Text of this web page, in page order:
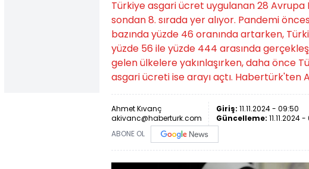
Türkiye asgari ücret uygulanan 28 Avrupa
sondan 8. sırada yer alıyor. Pandemi
bazında yüzde 46 oranında artarken,
yüzde 56 ile yüzde 444 arasında
gelen ülkelere yakınlaşırken, daha önce
asgari ücreti ise arayı açtı. Habertürk'ten
Ahmet Kıvanç
akivanc@haberturk.com
Giriş: 11.11.2024 - 09:50
Güncelleme: 11.11.2024
ABONE OL